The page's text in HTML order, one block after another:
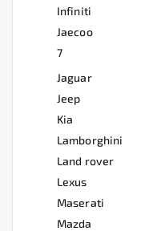
Infiniti
Jaecoo
7
Jaguar
Jeep
Kia
Lamborghini
Land rover
Lexus
Maserati
Mazda